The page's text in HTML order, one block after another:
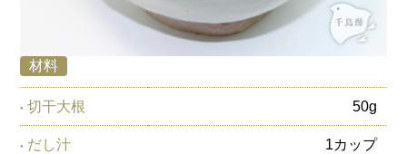
材料
切干大根 50g
だし汁 1カップ